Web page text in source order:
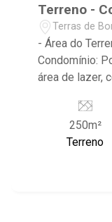
Terreno -
Terras de
- Área do
Condomínio:
área de lazer,
campo de
espaço
- Localiza-se
250m²
Terreno